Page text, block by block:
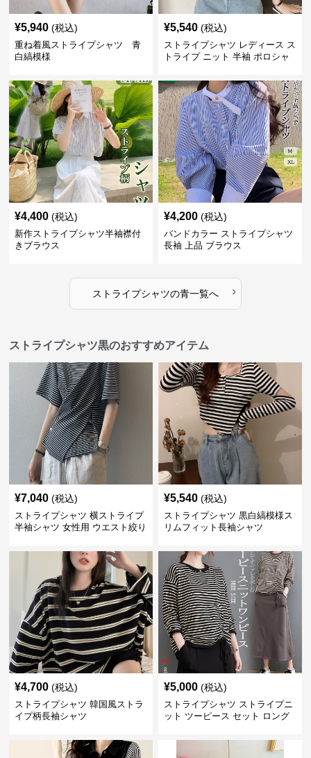
¥5,940 (税込)
重ね着風ストライプシャツ 青
白縞模様
¥5,540 (税込)
ストライプシャツ レディース ス
トライプ ニット 半袖 ポロシャ
¥4,400 (税込)
新作ストライプシャツ半袖襟付
きブラウス
¥4,200 (税込)
バンドカラー ストライプシャツ
長袖 上品 ブラウス
ストライプシャツの青一覧へ ›
ストライプシャツ黒のおすすめアイテム
¥7,040 (税込)
ストライプシャツ 横ストライプ
半袖シャツ 女性用 ウエスト絞り
¥5,540 (税込)
ストライプシャツ 黒白縞模様ス
リムフィット長袖シャツ
¥4,700 (税込)
ストライプシャツ 韓国風ストラ
イプ柄長袖シャツ
¥5,000 (税込)
ストライプシャツ ストライプニ
ット ツーピース セット ロング